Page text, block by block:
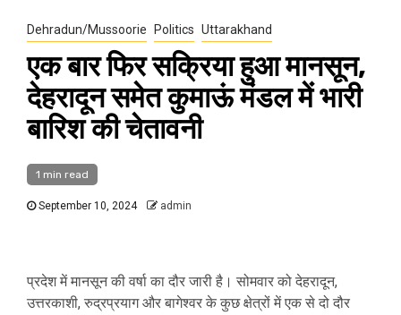
Dehradun/Mussoorie Politics Uttarakhand
एक बार फिर सक्रिया हुआ मानसून,
देहरादून समेत कुमाऊं मंडल में भारी
बारिश की चेतावनी
1 min read
September 10, 2024 admin
प्रदेश में मानसून की वर्षा का दौर जारी है। सोमवार को देहरादून,
उत्तरकाशी, रुद्रप्रयाग और बागेश्वर के कुछ क्षेत्रों में एक से दो दौर